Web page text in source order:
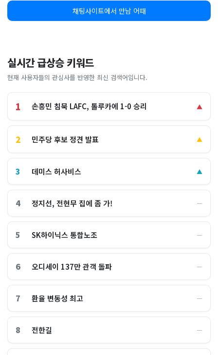
채팅사이트에서 만남 어때
실시간 급상승 키워드
현재 사용자들의 관심사를 반영한 최신 검색어입니다.
1 손흥민 침묵 LAFC, 톨루카에 1-0 승리 ▲
2 민주당 후보 정견 발표 ▲
3 데미스 허사비스 ▲
4 정지선, 전현무 집에 좀 가! ―
5 SK하이닉스 통합노조 ―
6 오디세이 137만 관객 돌파 ―
7 환율 변동성 최고 ―
8 전한길 ―